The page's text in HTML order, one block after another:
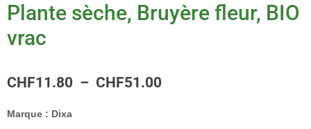
Plante sèche, Bruyère fleur, BIO
vrac
CHF11.80 – CHF51.00
Marque : Dixa